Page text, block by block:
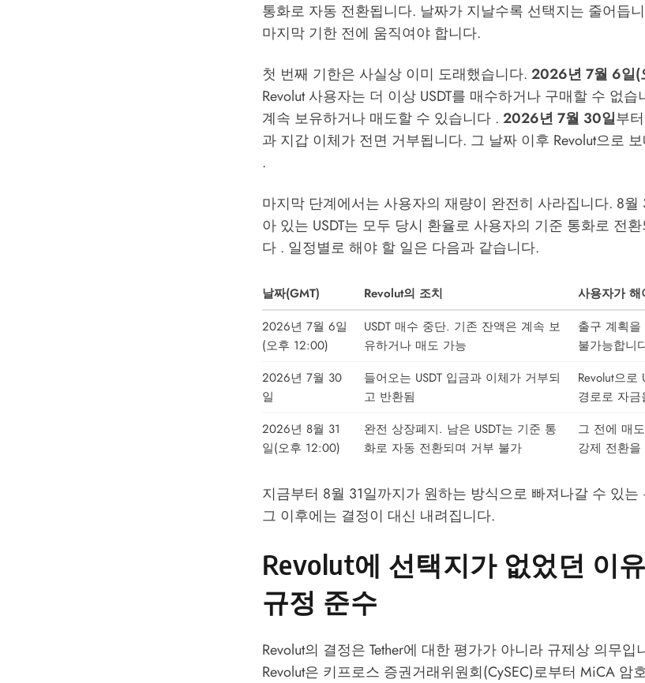
통화로 자동 전환됩니다. 날짜가 지날수록 선택지는 줄어듭
마지막 기한 전에 움직여야 합니다.
첫 번째 기한은 사실상 이미 도래했습니다. 2026년 7월 6일(
Revolut 사용자는 더 이상 USDT를 매수하거나 구매할 수 없
계속 보유하거나 매도할 수 있습니다 . 2026년 7월 30일부
과 지갑 이체가 전면 거부됩니다. 그 날짜 이후 Revolut으로
.
마지막 단계에서는 사용자의 재량이 완전히 사라집니다. 8월
아 있는 USDT는 모두 당시 환율로 사용자의 기준 통화로 전
다 . 일정별로 해야 할 일은 다음과 같습니다.
날짜(GMT) Revolut의 조치
사용자가 해
2026년 7월 6일
(오후 12:00)
USDT 매수 중단. 기존 잔액은 계속 보
유하거나 매도 가능
출구 계획을
불가능합니
2026년 7월 30
일
들어오는 USDT 입금과 이체가 거부되
고 반환됨
Revolut으로
경로로 자
2026년 8월 31
일(오후 12:00)
완전 상장폐지. 남은 USDT는 기준 통
화로 자동 전환되며 거부 불가
그 전에 매
강제 전환
지금부터 8월 31일까지가 원하는 방식으로 빠져나갈 수 있
그 이후에는 결정이 대신 내려집니다.
Revolut에 선택지가 없었던 이
규정 준수
Revolut의 결정은 Tether에 대한 평가가 아니라 규제상 의무입
Revolut은 키프로스 증권거래위원회(CySEC)로부터 MiCA 암